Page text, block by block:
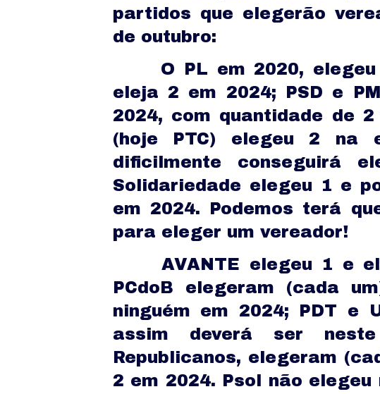
partidos que elegerão
de outubro:
O PL em 2020,
eleja 2 em 2024; PSD e
2024, com quantidade de
(hoje PTC) elegeu 2 na
dificilmente conseguirá
Solidariedade elegeu 1 e
em 2024. Podemos terá
para eleger um vereador!
AVANTE elegeu 1 e
PCdoB elegeram (cada
ninguém em 2024; PDT e
assim deverá ser
Republicanos, elegeram
2 em 2024. Psol não elegeu